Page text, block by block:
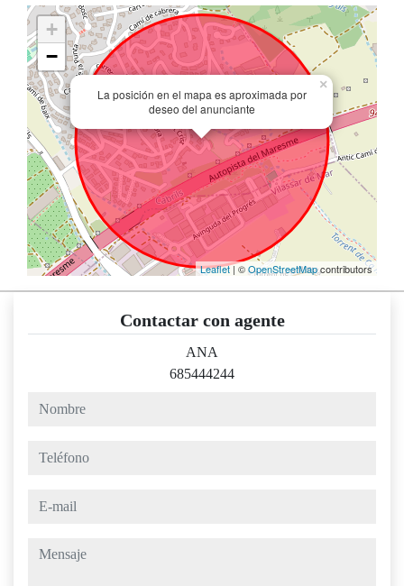
La posición en el mapa es aproximada por
deseo del anunciante
×
+
−
Leaflet| ©OpenStreetMapcontributors
Contactar con agente
ANA
685444244
nombre
teléfono
e-mail
mensaje